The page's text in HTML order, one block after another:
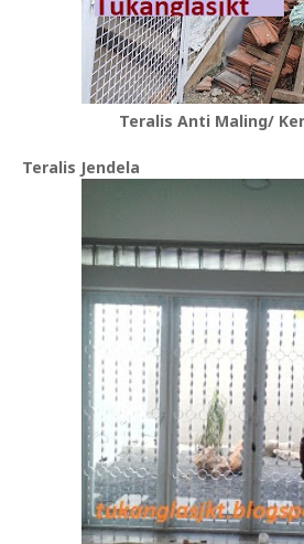
Teralis Anti Maling/
Teralis Jendela